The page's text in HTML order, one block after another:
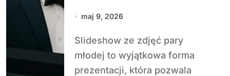
zdjęć pary młodej
maj 9, 2026
Slideshow ze zdjęć pary
młodej to wyjątkowa forma
prezentacji, która pozwala